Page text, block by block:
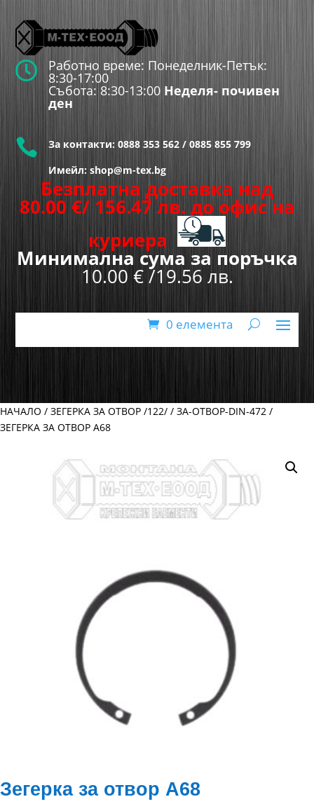
 Работно време: Понеделник-Петък:
8:30-17:00
Събота: 8:30-13:00 Неделя- почивен
ден
 За контакти: 0888 353 562 / 0885 855 799
Имейл: shop@m-tex.bg
Безплатна доставка над
80.00 €/ 156.47 лв. до офис на
куриера
Минимална сума за поръчка
10.00 € /19.56 лв.
0 елемента
НАЧАЛО / ЗЕГЕРКА ЗА ОТВОР /122/ / ЗА-ОТВОР-DIN-472 /
ЗЕГЕРКА ЗА ОТВОР А68
Зегерка за отвор А68